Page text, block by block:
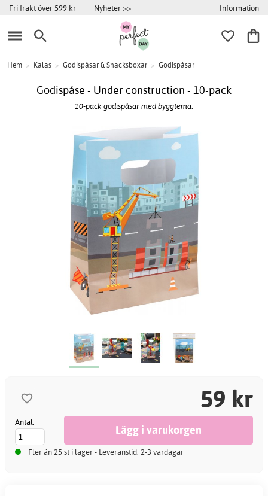
Fri frakt över 599 kr Nyheter >> Information
Hem > Kalas > Godispåsar & Snacksboxar > Godispåsar
Godispåse - Under construction - 10-pack
10-pack godispåsar med byggtema.
59 kr
Antal:
Fler än 25 st i lager - Leveranstid: 2-3 vardagar